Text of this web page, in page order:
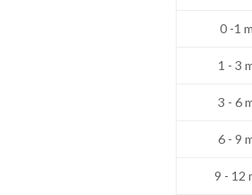
0 -1 m
1 - 3
3 - 6
6 - 9
9 - 12